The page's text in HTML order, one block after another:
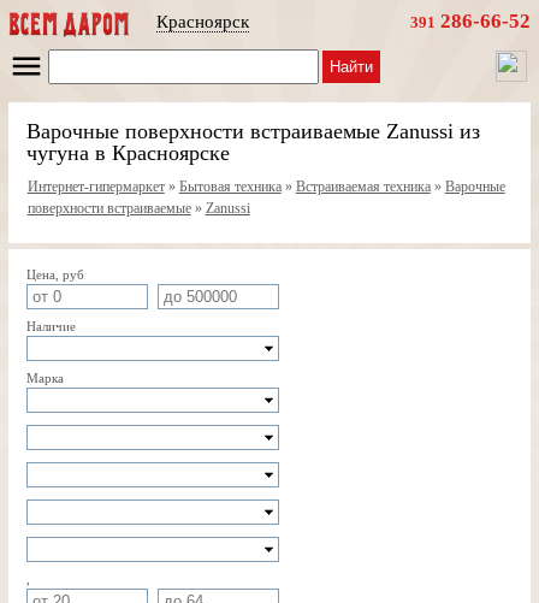
Красноярск 391 286-66-52
Найти
Варочные поверхности встраиваемые Zanussi из
чугуна в Красноярске
Интернет-гипермаркет» Бытовая техника» Встраиваемая техника» Варочные
поверхности встраиваемые» Zanussi
Цена, руб
Наличие
Марка